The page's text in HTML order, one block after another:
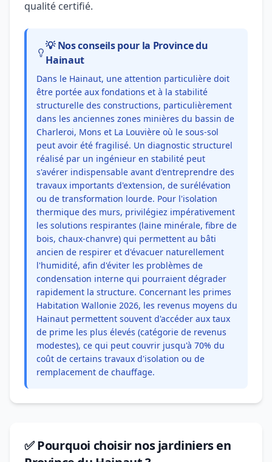
qualité certifié.
💡 Nos conseils pour la Province du
Hainaut
Dans le Hainaut, une attention particulière doit
être portée aux fondations et à la stabilité
structurelle des constructions, particulièrement
dans les anciennes zones minières du bassin de
Charleroi, Mons et La Louvière où le sous-sol
peut avoir été fragilisé. Un diagnostic structurel
réalisé par un ingénieur en stabilité peut
s'avérer indispensable avant d'entreprendre des
travaux importants d'extension, de surélévation
ou de transformation lourde. Pour l'isolation
thermique des murs, privilégiez impérativement
les solutions respirantes (laine minérale, fibre de
bois, chaux-chanvre) qui permettent au bâti
ancien de respirer et d'évacuer naturellement
l'humidité, afin d'éviter les problèmes de
condensation interne qui pourraient dégrader
rapidement la structure. Concernant les primes
Habitation Wallonie 2026, les revenus moyens du
Hainaut permettent souvent d'accéder aux taux
de prime les plus élevés (catégorie de revenus
modestes), ce qui peut couvrir jusqu'à 70% du
coût de certains travaux d'isolation ou de
remplacement de chauffage.
✅ Pourquoi choisir nos jardiniers en